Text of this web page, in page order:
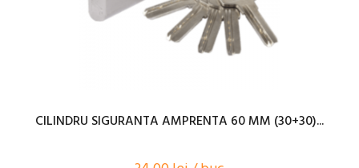
CILINDRU SIGURANTA AMPRENTA 60 MM (30+30)...